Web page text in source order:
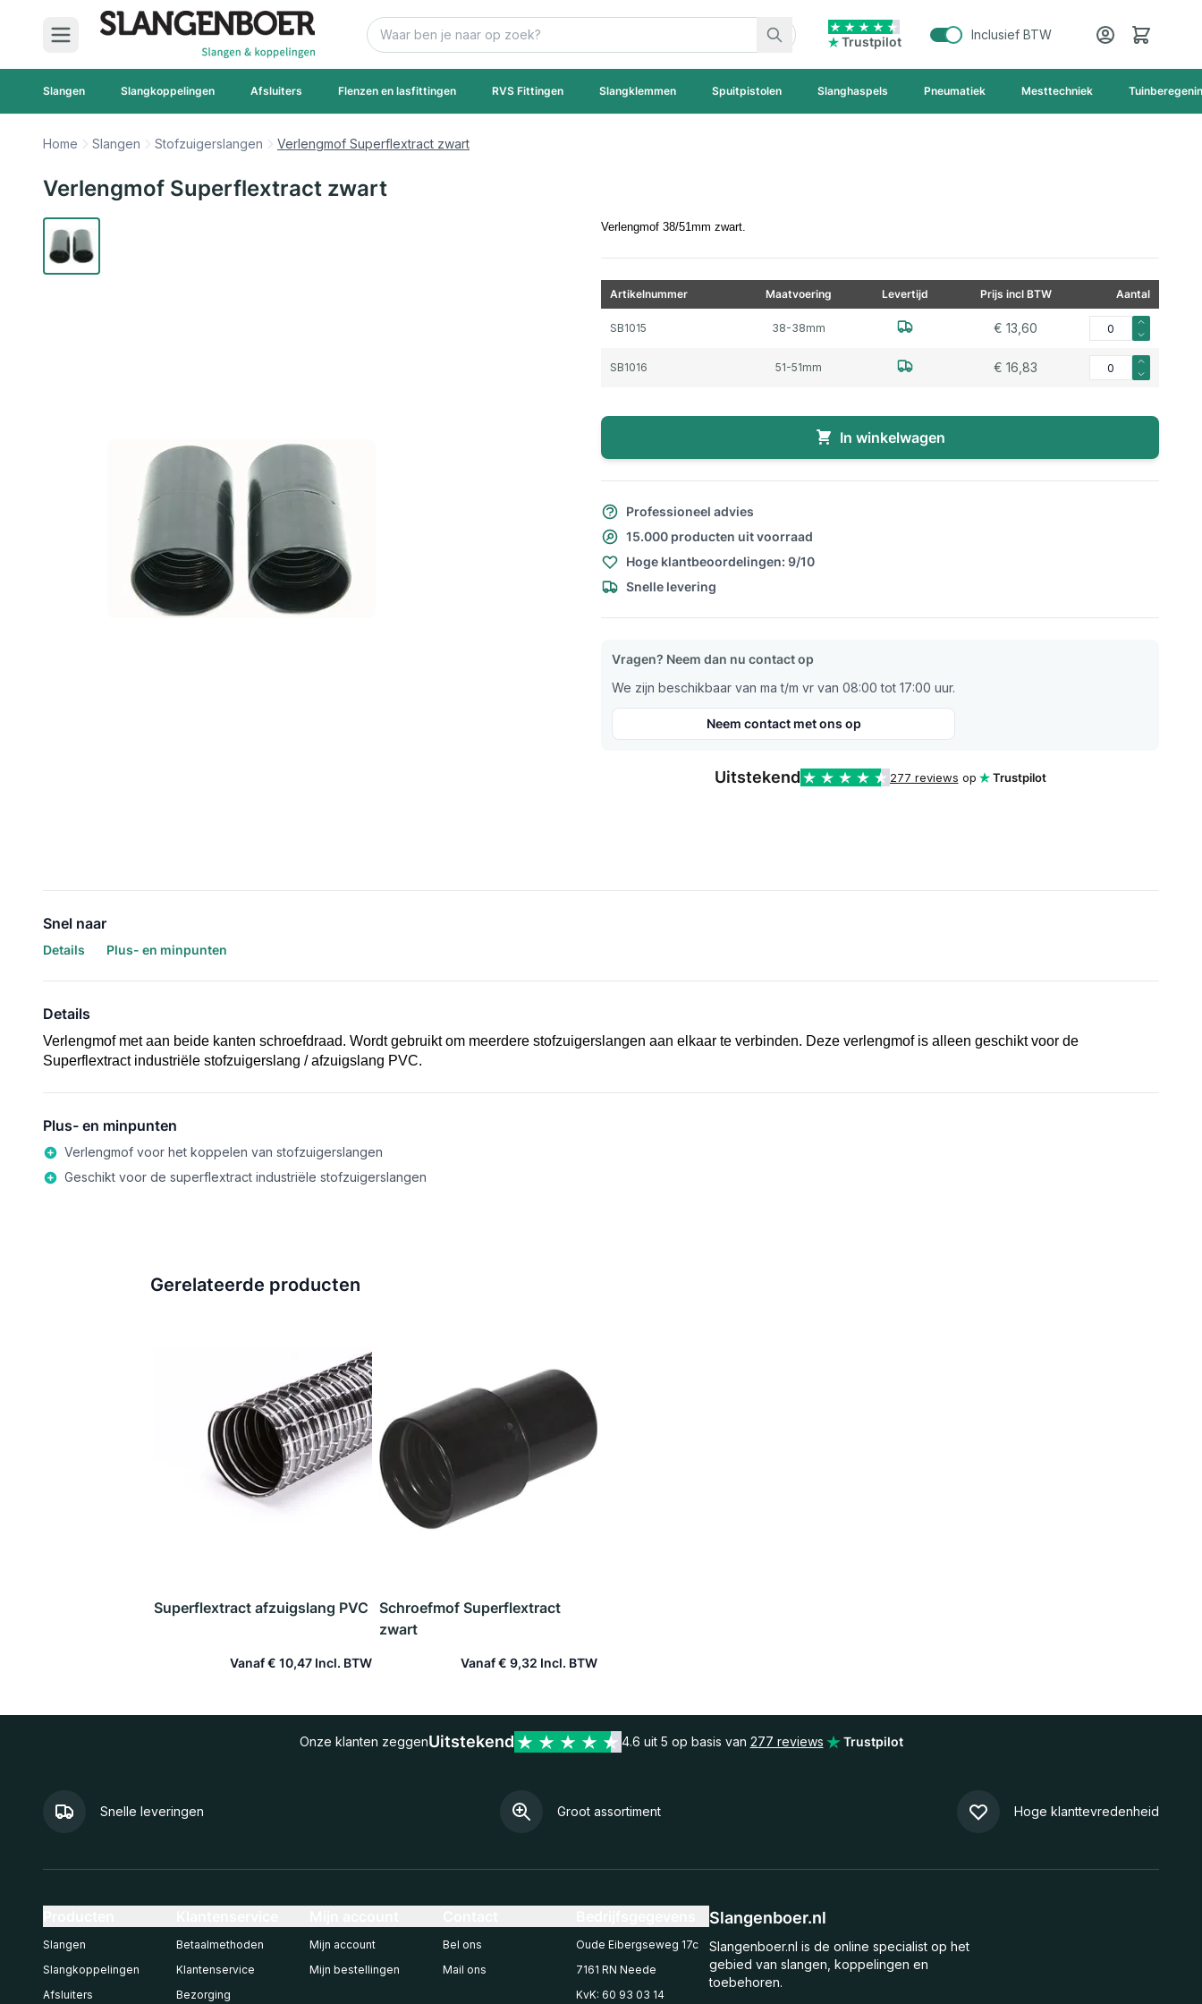
Ga naar de inhoud
Zoek
Trustpilot
Inclusief BTW Cart
Slangen Slangkoppelingen Afsluiters Flenzen en lasfittingen RVS Fittingen Slangklemmen Spuitpistolen Slanghaspels Pneumatiek Mesttechniek
Home Slangen Stofzuigerslangen Verlengmof Superflextract zwart
Verlengmof Superflextract zwart
Verlengmof 38/51mm zwart.
Artikelnummer Maatvoering Levertijd Prijs incl BTW Aantal
SB1015 38-38mm € 13,60 Aantal voor
SB1016 51-51mm € 16,83 Aantal voor
In winkelwagen
Professioneel advies
15.000 producten uit voorraad
Hoge klantbeoordelingen: 9/10
Snelle levering
Vragen? Neem dan nu contact op
We zijn beschikbaar van ma t/m vr van 08:00 tot 17:00 uur.
Neem contact met ons op
Uitstekend 277 reviews op Trustpilot
Snel naar
Details Plus- en minpunten
Details
Verlengmof met aan beide kanten schroefdraad. Wordt gebruikt om meerdere stofzuigerslangen aan elkaar te verbinden. Deze verlengmof is alleen geschikt voor de
Superflextract industriële stofzuigerslang / afzuigslang PVC.
Plus- en minpunten
Verlengmof voor het koppelen van stofzuigerslangen
Geschikt voor de superflextract industriële stofzuigerslangen
Gerelateerde producten
Superflextract afzuigslang PVC
Vanaf€ 10,47
In winkelwagen
Schroefmof Superflextract
zwart
Vanaf€ 9,32
In winkelwagen
Onze klanten zeggenUitstekend 4.6 uit 5 op basis van 277 reviews Trustpilot
Snelle leveringen Groot assortiment Hoge klanttevredenheid
Slangenboer.nl
Slangenboer.nl is de online specialist op het
gebied van slangen, koppelingen en
toebehoren.
Slangen
Slangkoppelingen
Afsluiters
Betaalmethoden
Klantenservice
Bezorging
Mijn account
Mijn bestellingen
Bel ons
Mail ons
Oude Eibergseweg 17c
7161 RN Neede
KvK: 60 93 03 14